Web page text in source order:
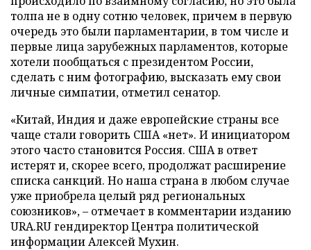
толпа не в одну сотню человек, причем в первую
очередь это были парламентарии, в том числе и
первые лица зарубежных парламентов, которые
хотели пообщаться с президентом России,
сделать с ним фотографию, высказать ему свои
личные симпатии, отметил сенатор.
«Китай, Индия и даже европейские страны все
чаще стали говорить США «нет». И инициатором
этого часто становится Россия. США в ответ
истерят и, скорее всего, продолжат расширение
списка санкций. Но наша страна в любом случае
уже приобрела целый ряд региональных
союзников», – отмечает в комментарии изданию
URA.RU гендиректор Центра политической
информации Алексей Мухин.